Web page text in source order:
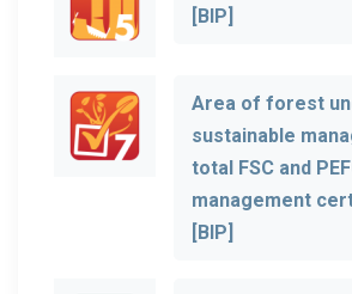
[BIP]
Area of forest
sustainable
total FSC and
management
[BIP]